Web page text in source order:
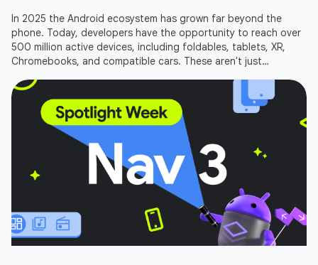
In 2025 the Android ecosystem has grown far beyond the
phone. Today, developers have the opportunity to reach over
500 million active devices, including foldables, tablets, XR,
Chromebooks, and compatible cars. These aren't just